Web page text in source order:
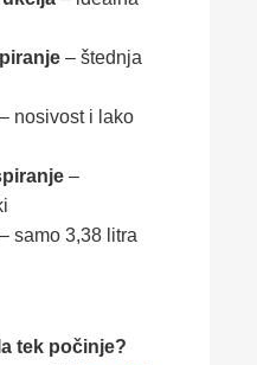
– štednja
– nosivost i lako
–
– samo 3,38 litra
tek počinje?